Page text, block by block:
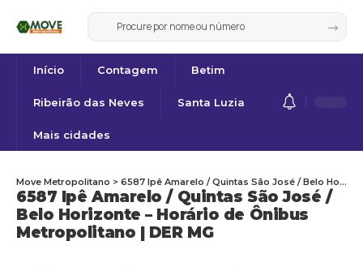
Início Contagem Betim
Ribeirão das Neves Santa Luzia
Mais cidades
6587 Ipê Amarelo / Quintas São José /
Belo Horizonte – Horário de Ônibus
Metropolitano | DER MG
Move Metropolitano > 6587 Ipê Amarelo / Quintas São José / Belo Horizonte – Horário de Ônibus Metropolitano | DER MG